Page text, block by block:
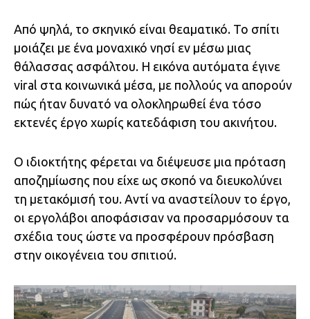
Από ψηλά, το σκηνικό είναι θεαματικό. Το σπίτι
μοιάζει με ένα μοναχικό νησί εν μέσω μιας
θάλασσας ασφάλτου. Η εικόνα αυτόματα έγινε
viral στα κοινωνικά μέσα, με πολλούς να απορούν
πώς ήταν δυνατό να ολοκληρωθεί ένα τόσο
εκτενές έργο χωρίς κατεδάφιση του ακινήτου.
Ο ιδιοκτήτης φέρεται να διέψευσε μια πρόταση
αποζημίωσης που είχε ως σκοπό να διευκολύνει
τη μετακόμισή του. Αντί να αναστείλουν το έργο,
οι εργολάβοι αποφάσισαν να προσαρμόσουν τα
σχέδια τους ώστε να προσφέρουν πρόσβαση
στην οικογένεια του σπιτιού.